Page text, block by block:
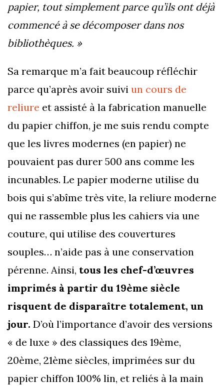
papier, tout simplement parce qu’ils ont déjà
commencé à se décomposer dans nos
bibliothèques. »
Sa remarque m’a fait beaucoup réfléchir
parce qu’après avoir suivi un cours de
reliure et assisté à la fabrication manuelle
du papier chiffon, je me suis rendu compte
que les livres modernes (en papier) ne
pouvaient pas durer 500 ans comme les
incunables. Le papier moderne utilise du
bois qui s’abîme très vite, la reliure moderne
qui ne rassemble plus les cahiers via une
couture, qui utilise des couvertures
souples… n’aide pas à une conservation
pérenne. Ainsi, tous les chef-d’œuvres
imprimés à partir du 19ème siècle
risquent de disparaître totalement, un
jour. D’où l’importance d’avoir des versions
« de luxe » des classiques des 19ème,
20ème, 21ème siècles, imprimées sur du
papier chiffon 100% lin, et reliés à la main